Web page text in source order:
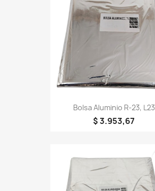
Bolsa Aluminio R-23, L23
$ 3.953,67